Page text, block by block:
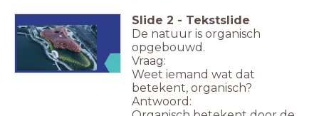
Slide 2 - Tekstslide
De natuur is organisch
opgebouwd.
Vraag:
Weet iemand wat dat
betekent, organisch?
Antwoord: